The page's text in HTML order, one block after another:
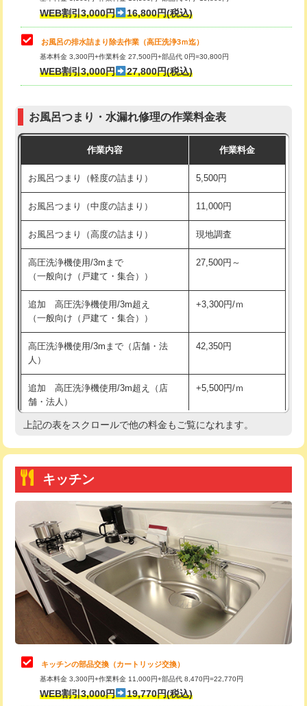
小便器トイレ脱着
その他部品の脱着 8,800円～
交換・取付（タンク）
交換・取付（普通便座） 11,000円+材料費
交換・取付（温水洗浄便座） 16,500円+材料費
交換・取付(単水栓（壁付・デッキ
式）)
13,200円+材料費
交換・取付(混合水栓（壁付・デッキ
式・ワンホール）)
16,500円+材料費
交換・取付(排水栓・排水トラップ
（P/S/ポップアップ））
22,000円+材料費
交換・取付（その他部品） 11,000円+材料費
持込商品取付（単水栓） 13,200円
持込商品取付（混合水栓）
持込商品取付（浄水器・分岐水栓） 16,500円
持込商品取付（温水洗浄便座） 22,000円
持込商品取付（普通便座⇔温水洗浄便
22,000円
給水管工事※（ホール加工)
給水管工事※（バンド止め) 3,300円
給水管工事※（支持金具設置) 5,500円
給水管工事※（保温材使用（バンド止
め込み）)
5,500円
給水管工事※（土の掘削・埋め戻し作
11,000円
給水管工事※（塩ビ管（VP・HI）使
用/3ｍまで)
給水管工事※（塩ビ管（VP・HI）使
WEB割引3,000円 16,800円(税込)
お風呂の排水詰まり除去作業（高圧洗浄3ｍ迄）
基本料金 3,300円+作業料金 27,500円+部品代 0円=30,800円
WEB割引3,000円 27,800円(税込)
お風呂つまり・水漏れ修理の作業料金表
作業内容 作業料金
お風呂つまり（軽度の詰まり） 5,500円
お風呂つまり（中度の詰まり） 11,000円
お風呂つまり（高度の詰まり） 現地調査
高圧洗浄機使用/3mまで
（一般向け（戸建て・集合））
27,500円～
追加 高圧洗浄機使用/3m超え
（一般向け（戸建て・集合））
+3,300円/ｍ
高圧洗浄機使用/3mまで（店舗・法
人）
42,350円
追加 高圧洗浄機使用/3m超え（店
舗・法人）
+5,500円/ｍ
高度高圧洗浄換 現地調査
トーラー機使用/3mまで
追加トーラー機使用/3m超え +3,300円
カメラ調査 33,000円
桝清掃 8,800円
止水・漏水調査・防水処理・清掃・修
理・調整・分解・加工など（軽作業）
11,000円
止水・漏水調査・防水処理・清掃・修
理・調整・分解・加工など（中作業）
22,000円
止水・漏水調査・防水処理・清掃・修
理・調整・分解・加工など（重作業）
33,000円
上記の表をスクロールで他の料金もご覧になれます。
キッチン
キッチンの部品交換（カートリッジ交換）
基本料金 3,300円+作業料金 11,000円+部品代 8,470円=22,770円
WEB割引3,000円 19,770円(税込)